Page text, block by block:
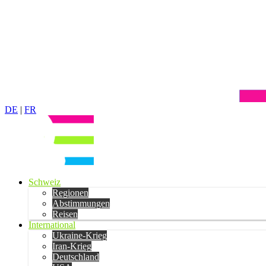
DE | FR
Schweiz
Regionen
Abstimmungen
Reisen
International
Ukraine-Krieg
Iran-Krieg
Deutschland